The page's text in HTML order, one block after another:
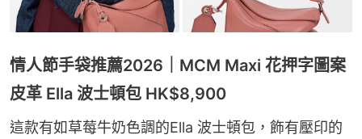
情人節手袋推薦2026｜MCM Maxi 花押字圖案
皮革 Ella 波士頓包 HK$8,900
這款有如草莓牛奶色調的Ella 波士頓包，飾有壓印的